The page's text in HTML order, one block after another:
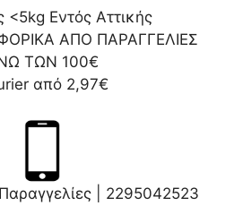
<5kg Εντός Αττικής
ΑΠΟ ΠΑΡΑΓΓΕΛΙΕΣ
ΤΩΝ 100€
από 2,97€
| 2295042523